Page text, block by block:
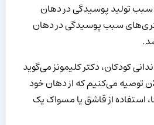
تولید پوسیدگی در دهان
سبب پوسیدگی در دهان
کودکان، دکتر کلیمونز می‌گوید
توصیه می‌کنیم که از دهان خود
استفاده از قاشق یا مسواک یک